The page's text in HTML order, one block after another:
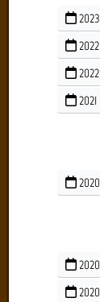
2023
2022
2022
2021
2020
2020
2020